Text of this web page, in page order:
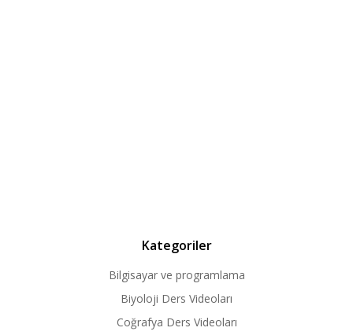
Kategoriler
Bilgisayar ve programlama
Biyoloji Ders Videoları
Coğrafya Ders Videoları